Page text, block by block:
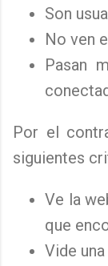
Son
No ven
Pasan
Por el
siguientes
Ve la
que
Vide